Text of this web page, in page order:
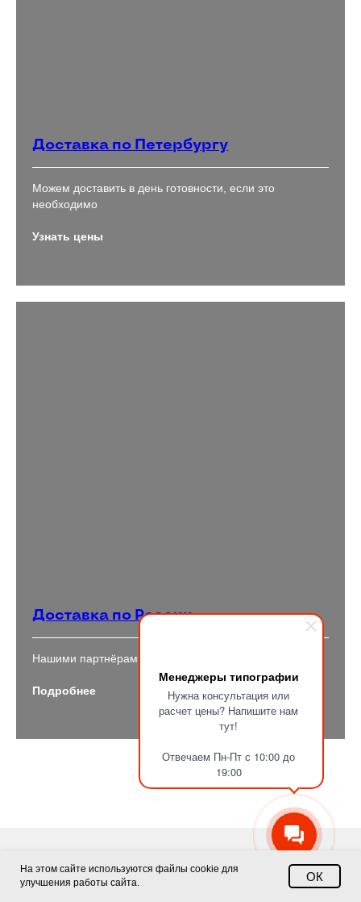
Менеджеры типографии
Нужна консультация или
расчет цены? Напишите нам
тут!
Отвечаем Пн-Пт с 10:00 до
19:00
Доставка по Петербургу
Можем доставить в день готовности, если это
необходимо
Узнать цены
Доставка по России
Нашими партнёрами, отгрузки несколько раз в неделю
Подробнее
На этом сайте используются файлы cookie для
улучшения работы сайта.
ОК